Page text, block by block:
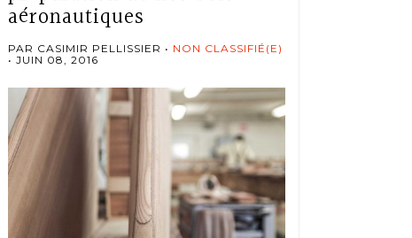
aéronautiques
PAR CASIMIR PELLISSIER
NON CLASSIFIÉ(E)
JUIN 08, 2016